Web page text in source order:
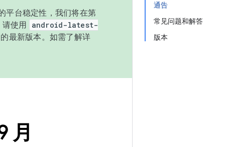
通告
常见问题和解答
版本
平台稳定性，我们将在第
使用
android-latest-
最新版本。如需了解详
月